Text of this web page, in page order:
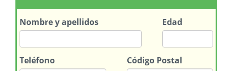
Nombrey apellidos Edad
Teléfono Código Postal